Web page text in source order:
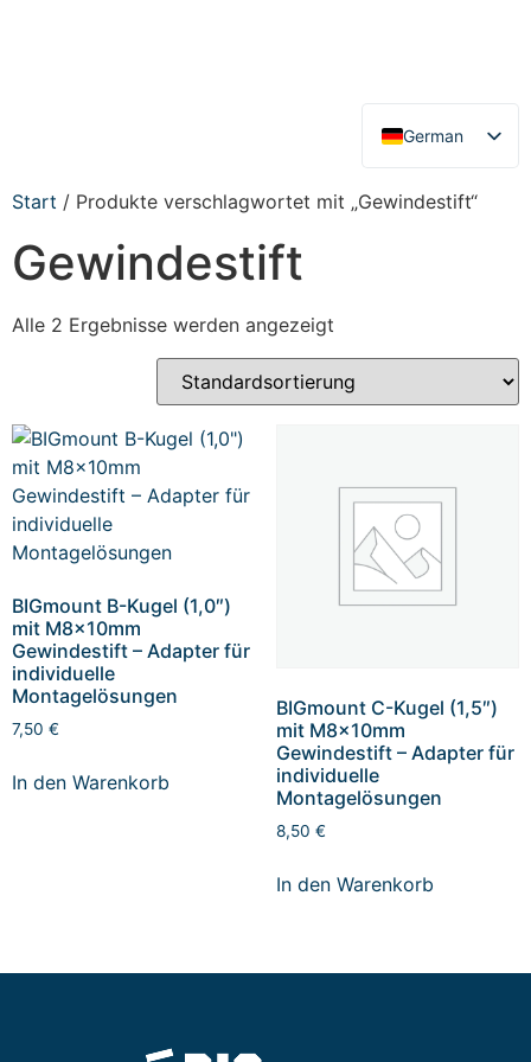
German
English
Start / Produkte verschlagwortet mit „Gewindestift“
Gewindestift
Alle 2 Ergebnisse werden angezeigt
BIGmount B-Kugel (1,0″)
mit M8x10mm
Gewindestift – Adapter für
individuelle
Montagelösungen
7,50 €
In den Warenkorb
BIGmount C-Kugel (1,5″)
mit M8x10mm
Gewindestift – Adapter für
individuelle
Montagelösungen
8,50 €
In den Warenkorb